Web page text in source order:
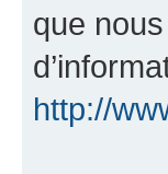
que
http://